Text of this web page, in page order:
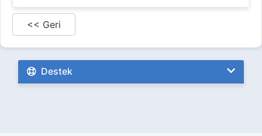
<< Geri
Destek